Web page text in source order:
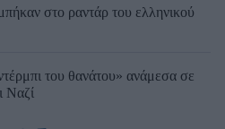
στο ραντάρ του ελληνικού
του θανάτου» ανάμεσα σε
Ναζί